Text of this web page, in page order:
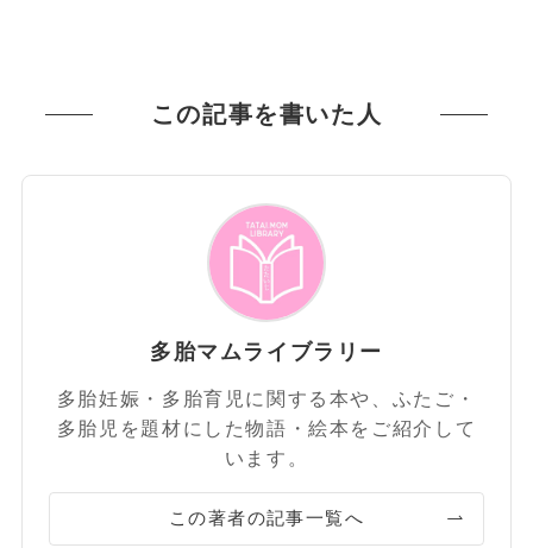
この記事を書いた人
多胎マムライブラリー
多胎妊娠・多胎育児に関する本や、ふたご・
多胎児を題材にした物語・絵本をご紹介して
います。
この著者の記事一覧へ